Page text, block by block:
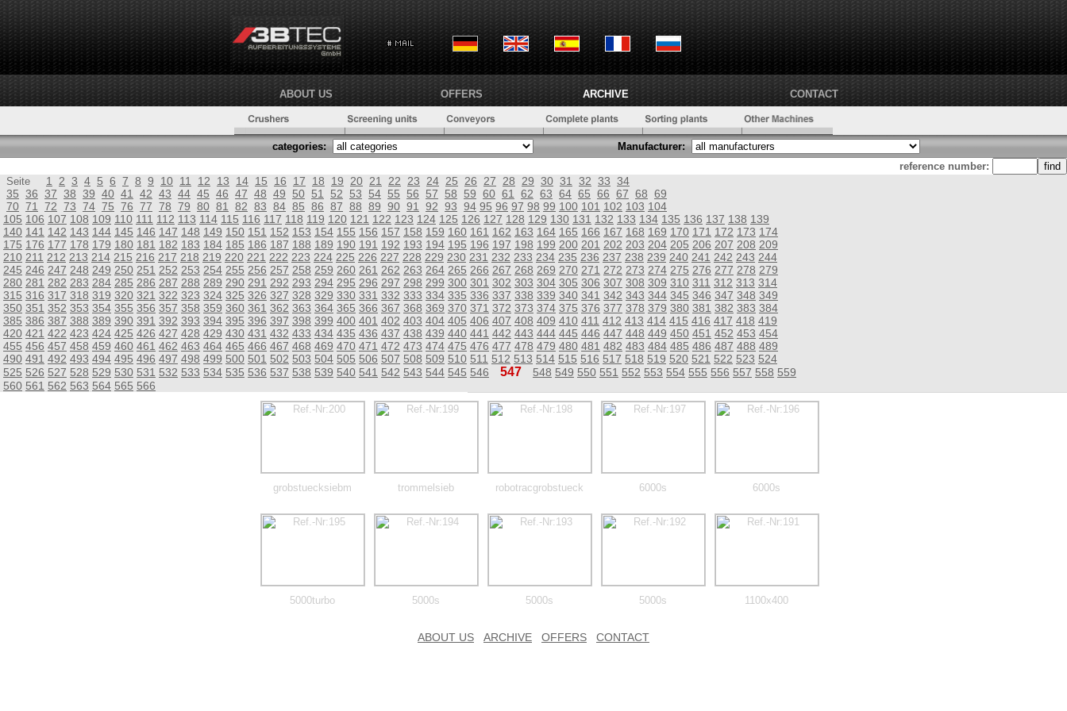
ABOUT US OFFERS ARCHIVE CONTACT
categories:
Manufacturer:
reference number:
Seite 1 2 3 4 5 6 7 8 9 10 11 12 13 14 15 16 17 18 19 20 21 22 23 24 25 26 27 28 29 30 31 32 33 34
35 36 37 38 39 40 41 42 43 44 45 46 47 48 49 50 51 52 53 54 55 56 57 58 59 60 61 62 63 64 65 66 67 68 69
70 71 72 73 74 75 76 77 78 79 80 81 82 83 84 85 86 87 88 89 90 91 92 93 94 95 96 97 98 99 100 101 102 103 104
105 106 107 108 109 110 111 112 113 114 115 116 117 118 119 120 121 122 123 124 125 126 127 128 129 130 131 132 133 134 135 136 137 138 139
140 141 142 143 144 145 146 147 148 149 150 151 152 153 154 155 156 157 158 159 160 161 162 163 164 165 166 167 168 169 170 171 172 173 174
175 176 177 178 179 180 181 182 183 184 185 186 187 188 189 190 191 192 193 194 195 196 197 198 199 200 201 202 203 204 205 206 207 208 209
210 211 212 213 214 215 216 217 218 219 220 221 222 223 224 225 226 227 228 229 230 231 232 233 234 235 236 237 238 239 240 241 242 243 244
245 246 247 248 249 250 251 252 253 254 255 256 257 258 259 260 261 262 263 264 265 266 267 268 269 270 271 272 273 274 275 276 277 278 279
280 281 282 283 284 285 286 287 288 289 290 291 292 293 294 295 296 297 298 299 300 301 302 303 304 305 306 307 308 309 310 311 312 313 314
315 316 317 318 319 320 321 322 323 324 325 326 327 328 329 330 331 332 333 334 335 336 337 338 339 340 341 342 343 344 345 346 347 348 349
350 351 352 353 354 355 356 357 358 359 360 361 362 363 364 365 366 367 368 369 370 371 372 373 374 375 376 377 378 379 380 381 382 383 384
385 386 387 388 389 390 391 392 393 394 395 396 397 398 399 400 401 402 403 404 405 406 407 408 409 410 411 412 413 414 415 416 417 418 419
420 421 422 423 424 425 426 427 428 429 430 431 432 433 434 435 436 437 438 439 440 441 442 443 444 445 446 447 448 449 450 451 452 453 454
455 456 457 458 459 460 461 462 463 464 465 466 467 468 469 470 471 472 473 474 475 476 477 478 479 480 481 482 483 484 485 486 487 488 489
490 491 492 493 494 495 496 497 498 499 500 501 502 503 504 505 506 507 508 509 510 511 512 513 514 515 516 517 518 519 520 521 522 523 524
525 526 527 528 529 530 531 532 533 534 535 536 537 538 539 540 541 542 543 544 545 546 547 548 549 550 551 552 553 554 555 556 557 558 559
560 561 562 563 564 565 566
grobstuecksiebm trommelsieb robotracgrobstueck 6000s 6000s
5000turbo 5000s 5000s 5000s 1100x400
ABOUT US ARCHIVE OFFERS CONTACT